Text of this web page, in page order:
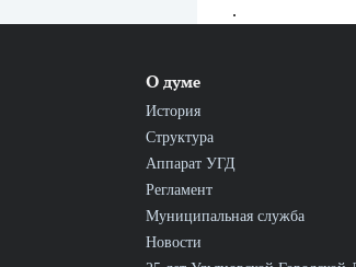
.
О думе
История
Структура
Аппарат УГД
Регламент
Муниципальная служба
Новости